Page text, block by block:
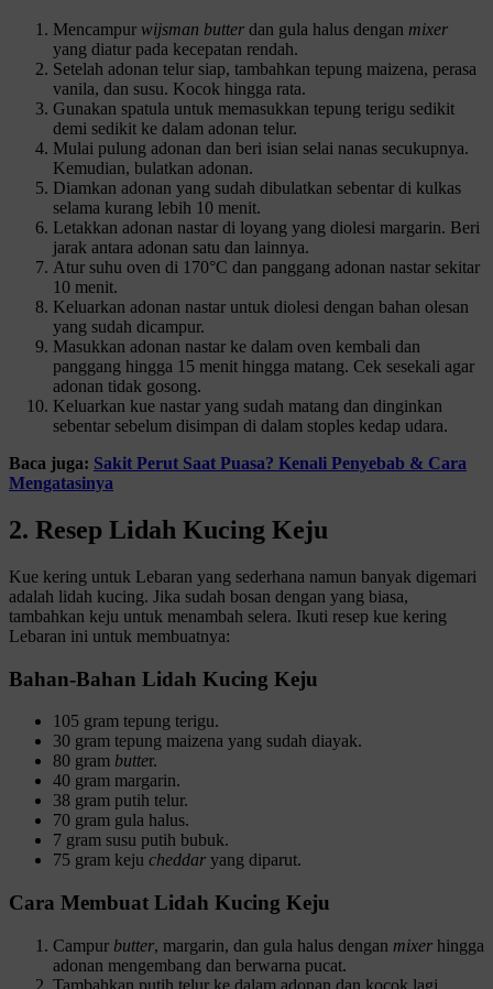
Mencampur wijsman butter dan gula halus dengan mixer
yang diatur pada kecepatan rendah.
Setelah adonan telur siap, tambahkan tepung maizena, perasa
vanila, dan susu. Kocok hingga rata.
Gunakan spatula untuk memasukkan tepung terigu sedikit
demi sedikit ke dalam adonan telur.
Mulai pulung adonan dan beri isian selai nanas secukupnya.
Kemudian, bulatkan adonan.
Diamkan adonan yang sudah dibulatkan sebentar di kulkas
selama kurang lebih 10 menit.
Letakkan adonan nastar di loyang yang diolesi margarin. Beri
jarak antara adonan satu dan lainnya.
Atur suhu oven di 170°C dan panggang adonan nastar sekitar
10 menit.
Keluarkan adonan nastar untuk diolesi dengan bahan olesan
yang sudah dicampur.
Masukkan adonan nastar ke dalam oven kembali dan
panggang hingga 15 menit hingga matang. Cek sesekali agar
adonan tidak gosong.
Keluarkan kue nastar yang sudah matang dan dinginkan
sebentar sebelum disimpan di dalam stoples kedap udara.
Baca juga: Sakit Perut Saat Puasa? Kenali Penyebab & Cara
Mengatasinya
2. Resep Lidah Kucing Keju
Kue kering untuk Lebaran yang sederhana namun banyak digemari
adalah lidah kucing. Jika sudah bosan dengan yang biasa,
tambahkan keju untuk menambah selera. Ikuti resep kue kering
Lebaran ini untuk membuatnya:
Bahan-Bahan Lidah Kucing Keju
105 gram tepung terigu.
30 gram tepung maizena yang sudah diayak.
80 gram butter.
40 gram margarin.
38 gram putih telur.
70 gram gula halus.
7 gram susu putih bubuk.
75 gram keju cheddar yang diparut.
Cara Membuat Lidah Kucing Keju
Campur butter, margarin, dan gula halus dengan mixer hingga
adonan mengembang dan berwarna pucat.
Tambahkan putih telur ke dalam adonan dan kocok lagi